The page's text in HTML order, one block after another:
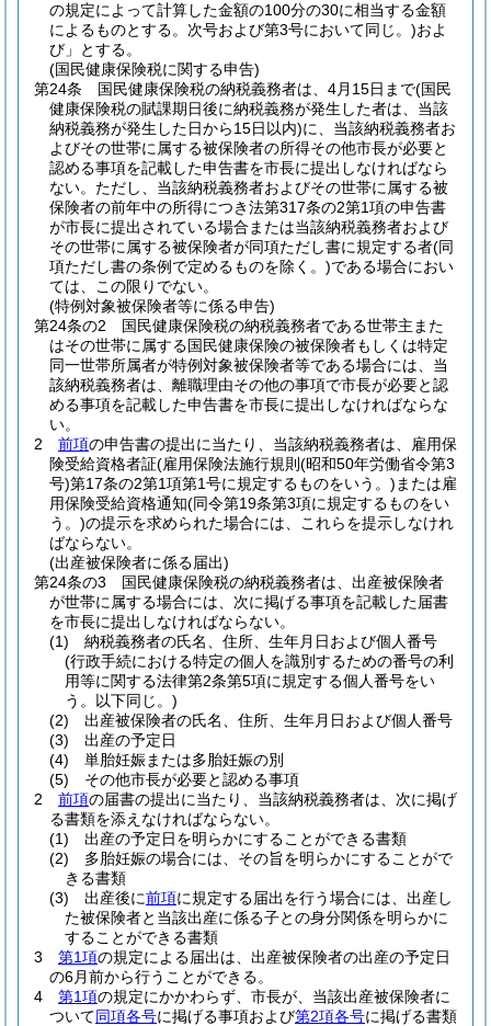
の規定によって計算した金額の100分の30に相当する金額
によるものとする。次号および第3号において同じ。)およ
び」とする。
(国民健康保険税に関する申告)
第24条
国民健康保険税の納税義務者は、4月15日まで(国民
健康保険税の賦課期日後に納税義務が発生した者は、当該
納税義務が発生した日から15日以内)に、当該納税義務者お
よびその世帯に属する被保険者の所得その他市長が必要と
認める事項を記載した申告書を市長に提出しなければなら
ない。 ただし、当該納税義務者およびその世帯に属する被
保険者の前年中の所得につき法第317条の2第1項の申告書
が市長に提出されている場合または当該納税義務者および
その世帯に属する被保険者が同項ただし書に規定する者(同
項ただし書の条例で定めるものを除く。)である場合におい
ては、この限りでない。
(特例対象被保険者等に係る申告)
第24条の2
国民健康保険税の納税義務者である世帯主また
はその世帯に属する国民健康保険の被保険者もしくは特定
同一世帯所属者が特例対象被保険者等である場合には、当
該納税義務者は、離職理由その他の事項で市長が必要と認
める事項を記載した申告書を市長に提出しなければならな
い。
2
前項の申告書の提出に当たり、当該納税義務者は、雇用保
険受給資格者証(雇用保険法施行規則 (昭和50年労働省令第3
号)第17条の2第1項第1号に規定するものをいう。) または雇
用保険受給資格通知(同令第19条第3項に規定するものをい
う。)の提示を求められた場合には、これらを提示しなけれ
ばならない。
(出産被保険者に係る届出)
第24条の3
国民健康保険税の納税義務者は、出産被保険者
が世帯に属する場合には、次に掲げる事項を記載した届書
を市長に提出しなければならない。
(1)
納税義務者の氏名、住所、生年月日および個人番号
(行政手続における特定の個人を識別するための番号の利
用等に関する法律第2条第5項に規定する個人番号をい
う。以下同じ。)
(2)
出産被保険者の氏名、住所、生年月日および個人番号
(3)
出産の予定日
(4)
単胎妊娠または多胎妊娠の別
(5)
その他市長が必要と認める事項
2
前項の届書の提出に当たり、当該納税義務者は、次に掲げ
る書類を添えなければならない。
(1)
出産の予定日を明らかにすることができる書類
(2)
多胎妊娠の場合には、その旨を明らかにすることがで
きる書類
(3)
出産後に前項に規定する届出を行う場合には、出産し
た被保険者と当該出産に係る子との身分関係を明らかに
することができる書類
3
第1項の規定による届出は、出産被保険者の出産の予定日
の6月前から行うことができる。
4
第1項の規定にかかわらず、市長が、当該出産被保険者に
ついて同項各号に掲げる事項および第2項各号に掲げる書類